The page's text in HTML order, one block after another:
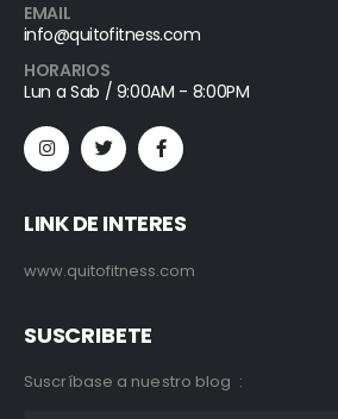
EMAIL
info@quitofitness.com
HORARIOS
Lun a Sab / 9:00AM - 8:00PM
LINK DE INTERES
www.quitofitness.com
SUSCRIBETE
Suscríbase a nuestro blog :